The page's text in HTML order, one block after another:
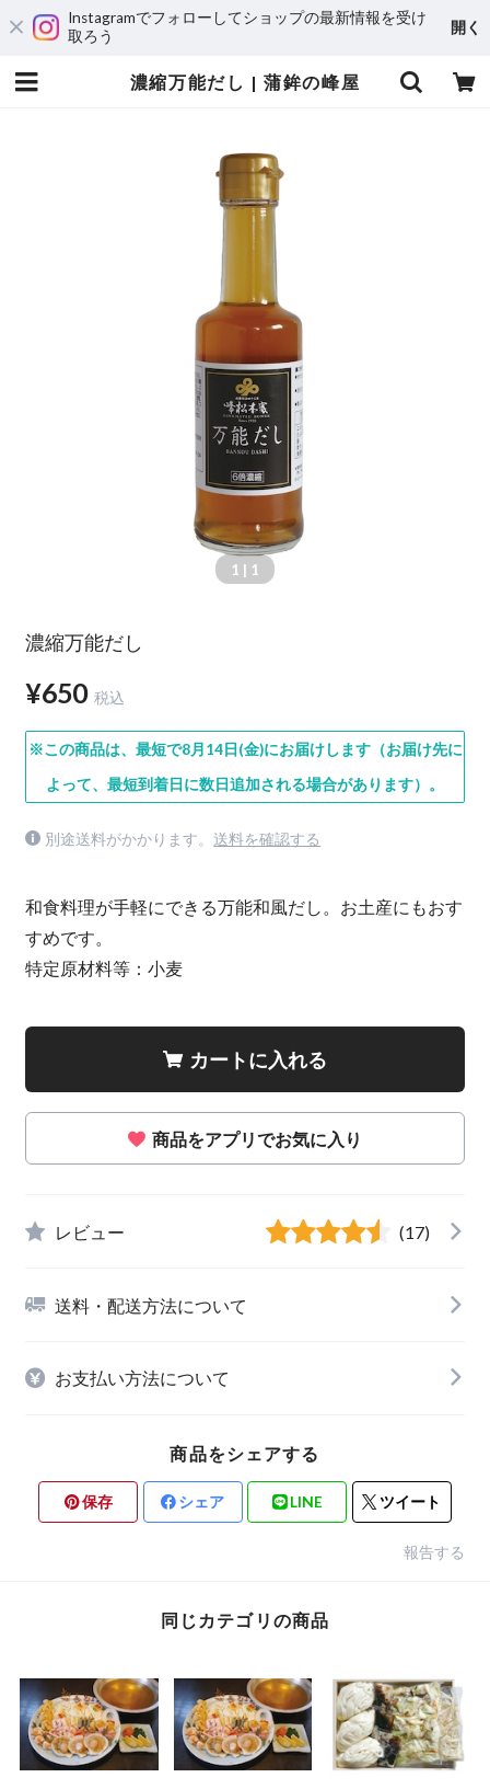
Instagramでフォローしてショップの最新情報を受け
取ろう
開く
濃縮万能だし | 蒲鉾の峰屋
1 | 1
濃縮万能だし
¥650 税込
※この商品は、最短で8月14日(金)にお届けします（お届け先に
よって、最短到着日に数日追加される場合があります）。
別途送料がかかります。 送料を確認する
和食料理が手軽にできる万能和風だし。お土産にもおす
すめです。
特定原材料等：小麦
カートに入れる
商品をアプリでお気に入り
レビュー (17)
送料・配送方法について
お支払い方法について
商品をシェアする
保存 シェア LINE ツイート
報告する
同じカテゴリの商品